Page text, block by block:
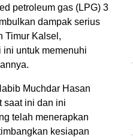
petroleum gas (LPG) 3
dampak serius
Timur Kalsel,
ini untuk memenuhi
Muchdar Hasan
saat ini dan ini
telah menerapkan
kesiapan